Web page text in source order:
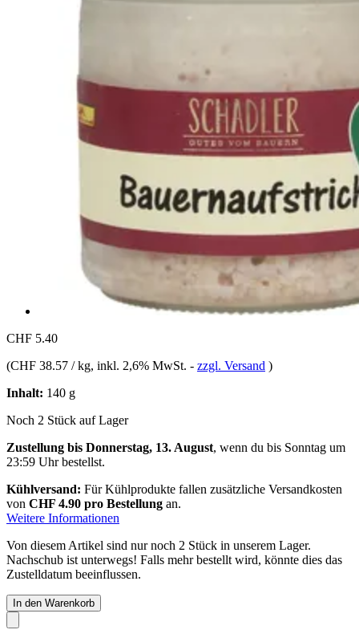
CHF 5.40
(CHF 38.57 / kg, inkl. 2,6% MwSt. - zzgl. Versand )
Inhalt: 140 g
Noch 2 Stück auf Lager
Zustellung bis Donnerstag, 13. August, wenn du bis Sonntag um
23:59 Uhrbestellst.
Kühlversand: Für Kühlprodukte fallen zusätzliche Versandkosten
von CHF 4.90 pro Bestellung an.
Weitere Informationen
Von diesem Artikel sind nur noch 2 Stück in unserem Lager.
Nachschub ist unterwegs! Falls mehr bestellt wird, könnte dies das
Zustelldatum beeinflussen.
In den Warenkorb